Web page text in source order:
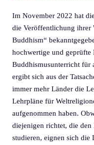
Im November 2022 hat
die Veröffentlichung ihrer
Buddhism“
hochwertige und geprüfte
Buddhismusunterricht für
ergibt sich aus der
immer mehr Länder die
Lehrpläne für
aufgenommen haben.
diejenigen richtet, die den
studieren, eignen sich die